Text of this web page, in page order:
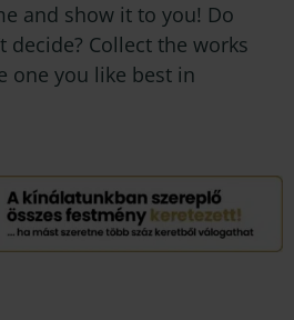
and show it to you! Do
decide? Collect the works
one you like best in